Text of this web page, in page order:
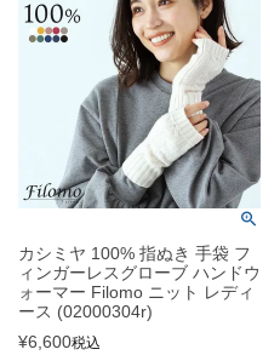
カシミヤ 100% 指ぬき 手袋 フ
ィンガーレスグローブ ハンドウ
ォーマー Filomo ニット レディ
ース (02000304r)
¥6,600税込